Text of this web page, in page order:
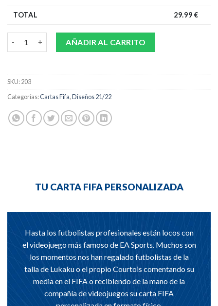
TOTAL 29.99 €
CARTA FIFA PLATA cantidadAÑADIR AL CARRITO
SKU:203
Categorías:Cartas Fifa,Diseños 21/22
TU CARTA FIFA PERSONALIZADA
Hasta los futbolistas profesionales están locos con
el videojuego más famoso de EA Sports. Muchos son
los momentos nos han regalado futbolistas de la
talla de Lukaku o el propio Courtois comentando su
media en el FIFA o recibiendo de la mano de la
compañía de videojuegos su carta FIFA